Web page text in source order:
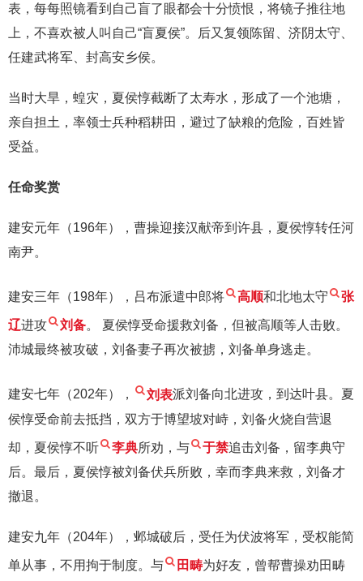
表，每每照镜看到自己盲了眼都会十分愤恨，将镜子推往地
上，不喜欢被人叫自己“盲夏侯”。后又复领陈留、济阴太守、
任建武将军、封高安乡侯。
当时大旱，蝗灾，夏侯惇截断了太寿水，形成了一个池塘，
亲自担土，率领士兵种稻耕田，避过了缺粮的危险，百姓皆
受益。
任命奖赏
建安元年（196年），曹操迎接汉献帝到许县，夏侯惇转任河
南尹。
建安三年（198年），吕布派遣中郎将 高顺和北地太守 张
辽进攻 刘备。 夏侯惇受命援救刘备，但被高顺等人击败。
沛城最终被攻破，刘备妻子再次被掳，刘备单身逃走。
建安七年（202年）， 刘表派刘备向北进攻，到达叶县。夏
侯惇受命前去抵挡，双方于博望坡对峙，刘备火烧自营退
却，夏侯惇不听 李典所劝，与 于禁追击刘备，留李典守
后。最后，夏侯惇被刘备伏兵所败，幸而李典来救，刘备才
撤退。
建安九年（204年），邺城破后，受任为伏波将军，受权能简
单从事，不用拘于制度。与 田畴为好友，曾帮曹操劝田畴